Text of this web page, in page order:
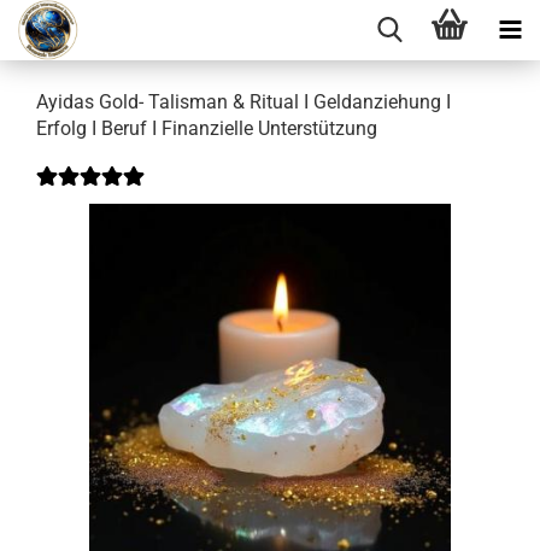
Ayidas Gold- Talisman & Ritual I Geldanziehung I
Erfolg I Beruf I Finanzielle Unterstützung